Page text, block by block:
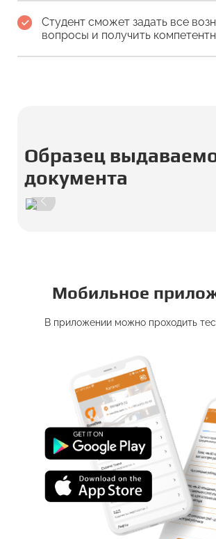
Студент сможет задать все
вопросы и получить
Образец
документа
Мобильное
В приложении можно проходить